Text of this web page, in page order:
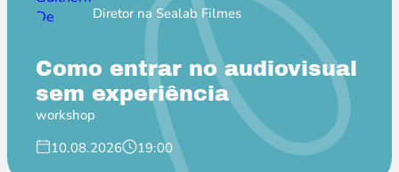
Diretor na Sealab Filmes
Como entrar no audiovisual
sem experiência
workshop
10.08.2026
19:00